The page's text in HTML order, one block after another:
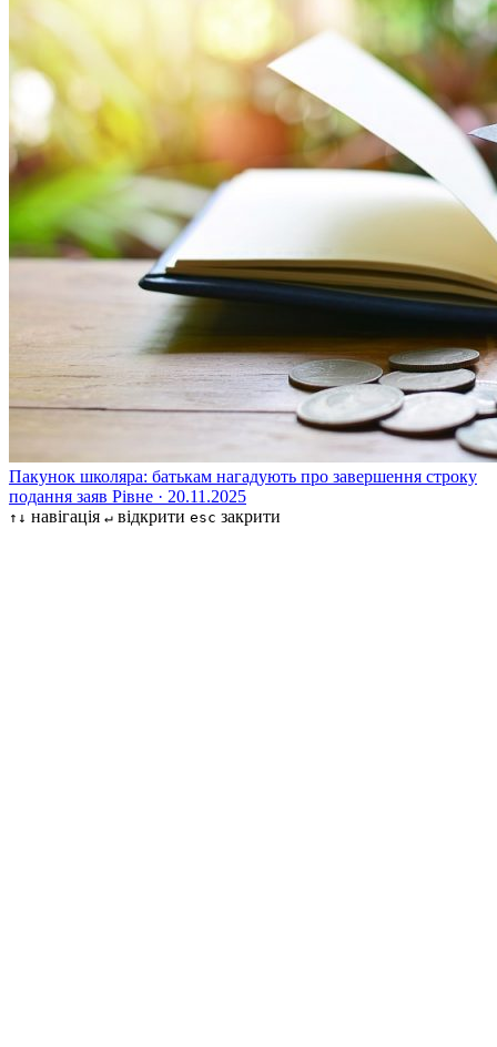
Пакунок школяра: батькам нагадують про завершення строку
подання заяв Рівне · 20.11.2025
↑↓ навігація ↵ відкрити esc закрити